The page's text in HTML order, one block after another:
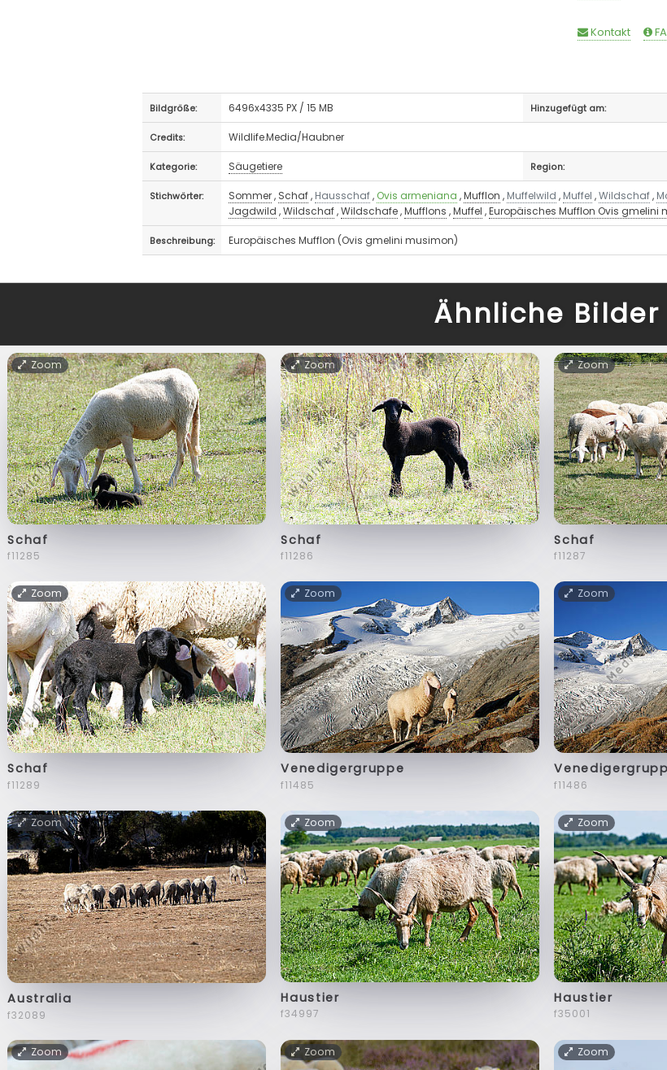
Kontakt
Bildgröße: 6496x4335 PX / 15 MB Hinzugefügt am:
Credits: Wildlife.Media/Haubner
Kategorie: Säugetiere Region:
Stichwörter: Sommer, Schaf, Hausschaf, Ovis armeniana ,Mufflon , Muffelwild , Muffel ,Wildschaf,
Jagdwild ,Wildschaf,Wildschafe,Mufflons ,Muffel ,Europäisches Mufflon Ovis gmelini
Beschreibung: Europäisches Mufflon (Ovis gmelini musimon)
Ähnliche Bilder
Zoom
Schaf
f11285
Zoom
Schaf
f11286
Zoom
Schaf
f11287
Zoom
Schaf
f11289
Zoom
Venedigergruppe
f11485
Zoom
f11486
Zoom
Australia
f32089
Zoom
Haustier
f34997
Zoom
Haustier
f35001
Zoom Zoom Zoom